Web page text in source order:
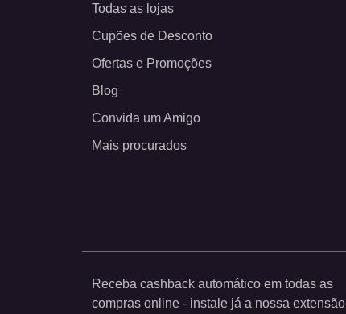
Todas as lojas
Cupões de Desconto
Ofertas e Promoções
Blog
Convida um Amigo
Mais procurados
Receba cashback automático em todas as
compras online - instale já a nossa extensão